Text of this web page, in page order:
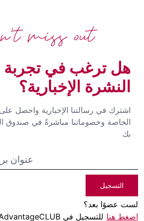
هل ترغب في تجربة
النشرة الإخبارية؟
اشترك في رسالتنا الإخبارية واحصل
الخاصة وخصوماتنا مباشرةً في صندوق
بك
التسجيل
لست عضوًا بعد؟
اضغط هنا للتسجيل في AdvantageCLUB!
miss out